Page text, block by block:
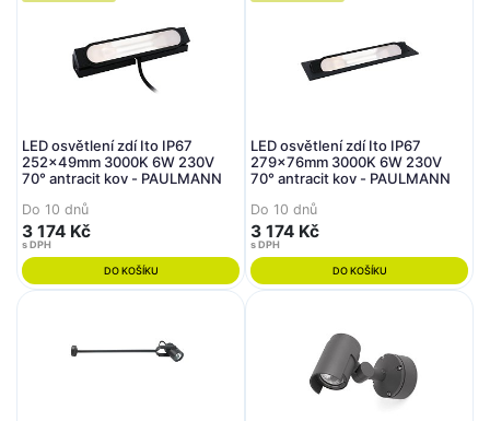
LED osvětlení zdí Ito IP67
252x49mm 3000K 6W 230V
70° antracit kov - PAULMANN
Do 10 dnů
3 174 Kč
s DPH
DO KOŠÍKU
LED osvětlení zdí Ito IP67
279x76mm 3000K 6W 230V
70° antracit kov - PAULMANN
Do 10 dnů
3 174 Kč
s DPH
DO KOŠÍKU